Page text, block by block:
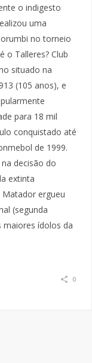
o indigesto
uma
no torneio
o Talleres? Club
situado na
(105 anos), e
para 18 mil
conquistado até
de 1999.
decisão do
extinta
ergueu
(segunda
maiores ídolos da
0